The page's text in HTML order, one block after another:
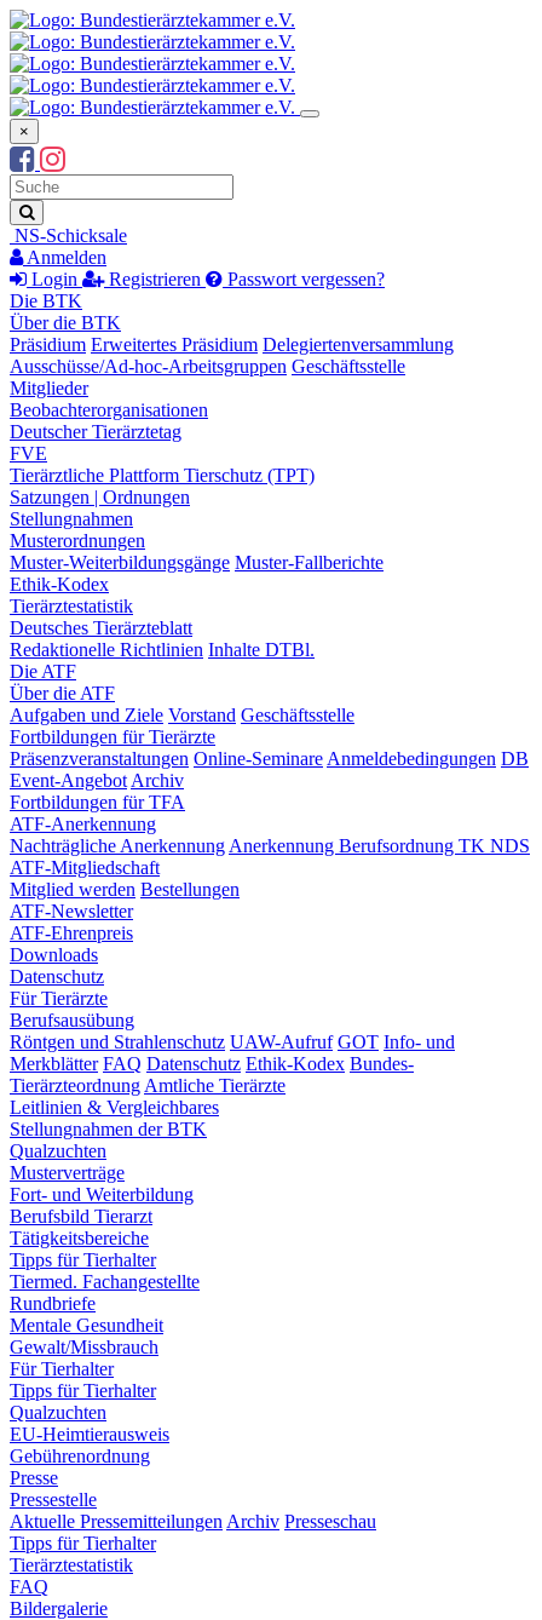
×
Suchbegriff
Suche
NS-Schicksale
Anmelden
Login
Registrieren
Passwort vergessen?
Die BTK
Über die BTK
Präsidium Erweitertes Präsidium Delegiertenversammlung
Ausschüsse/Ad-hoc-Arbeitsgruppen Geschäftsstelle
Mitglieder
Beobachterorganisationen
Deutscher Tierärztetag
FVE
Tierärztliche Plattform Tierschutz (TPT)
Satzungen | Ordnungen
Stellungnahmen
Musterordnungen
Muster-Weiterbildungsgänge Muster-Fallberichte
Ethik-Kodex
Tierärztestatistik
Deutsches Tierärzteblatt
Redaktionelle Richtlinien Inhalte DTBl.
Die ATF
Über die ATF
Aufgaben und Ziele Vorstand Geschäftsstelle
Fortbildungen für Tierärzte
Präsenzveranstaltungen Online-Seminare Anmeldebedingungen DB
Event-Angebot Archiv
Fortbildungen für TFA
ATF-Anerkennung
Nachträgliche Anerkennung Anerkennung Berufsordnung TK NDS
ATF-Mitgliedschaft
Mitglied werden Bestellungen
ATF-Newsletter
ATF-Ehrenpreis
Downloads
Datenschutz
Für Tierärzte
Berufsausübung
Röntgen und Strahlenschutz UAW-Aufruf GOT Info- und
Merkblätter FAQ Datenschutz Ethik-Kodex Bundes-
Tierärzteordnung Amtliche Tierärzte
Leitlinien & Vergleichbares
Stellungnahmen der BTK
Qualzuchten
Musterverträge
Fort- und Weiterbildung
Berufsbild Tierarzt
Tätigkeitsbereiche
Tipps für Tierhalter
Tiermed. Fachangestellte
Rundbriefe
Mentale Gesundheit
Gewalt/Missbrauch
Für Tierhalter
Tipps für Tierhalter
Qualzuchten
EU-Heimtierausweis
Gebührenordnung
Presse
Pressestelle
Aktuelle Pressemitteilungen Archiv Presseschau
Tipps für Tierhalter
Tierärztestatistik
FAQ
Bildergalerie